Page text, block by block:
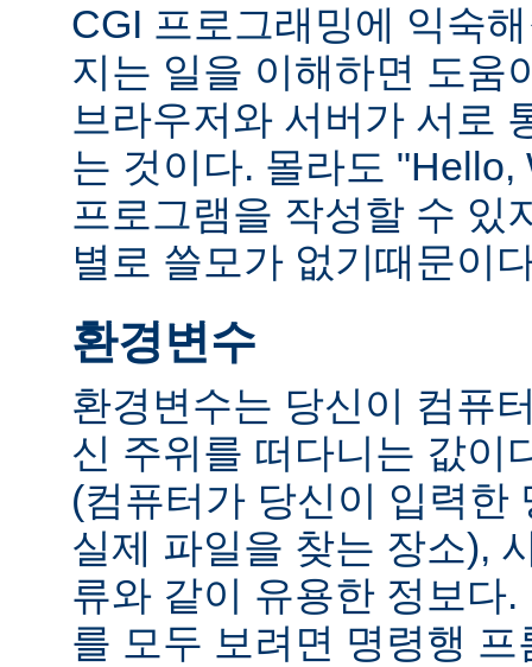
CGI 프로그래밍에 익숙
지는 일을 이해하면 도움
브라우저와 서버가 서로
는 것이다. 몰라도
프로그램을 작성할 수 있
별로 쓸모가 없기때문이
환경변수
환경변수는 당신이 컴퓨
신 주위를 떠다니는 값이
(컴퓨터가 당신이 입력한
실제 파일을 찾는 장소),
류와 같이 유용한 정보다
를 모두 보려면 명령행